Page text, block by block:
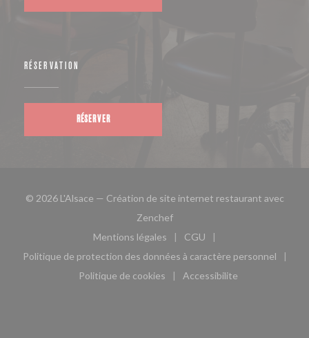
RÉSERVATION
RÉSERVER
© 2026 L'Alsace — Création de site internet restaurant avec
Zenchef((ouvre une nouvelle fenêtre))
Mentions légales
((ouvre une nouvelle fenêtre))
CGU
((ouvre une nouvelle
Politique de protection des données à caractère personnel
((ouvre une nouvelle fenêtre))
Politique de cookies
((ouvre une nouvelle fenêtre))
Accessibilite